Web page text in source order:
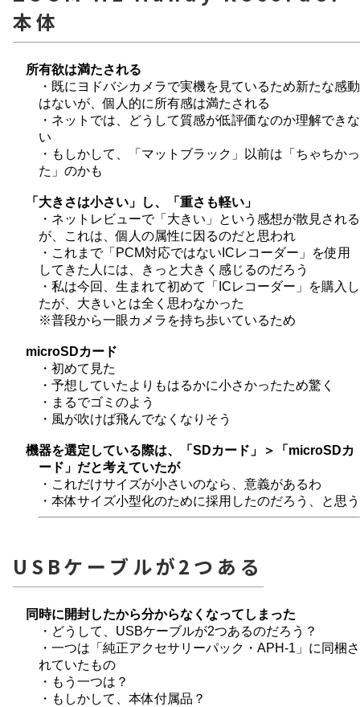
本体
所有欲は満たされる
・既にヨドバシカメラで実機を見ているため新たな感動
はないが、個人的に所有感は満たされる
・ネットでは、どうして質感が低評価なのか理解できな
い
・もしかして、「マットブラック」以前は「ちゃちかっ
た」のかも
「大きさは小さい」し、「重さも軽い」
・ネットレビューで「大きい」という感想が散見される
が、これは、個人の属性に因るのだと思われ
・これまで「PCM対応ではないICレコーダー」を使用
してきた人には、きっと大きく感じるのだろう
・私は今回、生まれて初めて「ICレコーダー」を購入し
たが、大きいとは全く思わなかった
※普段から一眼カメラを持ち歩いているため
microSDカード
・初めて見た
・予想していたよりもはるかに小さかったため驚く
・まるでゴミのよう
・風が吹けば飛んでなくなりそう
機器を選定している際は、「SDカード」＞「microSDカ
ード」だと考えていたが
・これだけサイズが小さいのなら、意義があるわ
・本体サイズ小型化のために採用したのだろう、と思う
USBケーブルが2つある
同時に開封したから分からなくなってしまった
・どうして、USBケーブルが2つあるのだろう？
・一つは「純正アクセサリーパック・APH-1」に同梱さ
れていたもの
・もう一つは？
・もしかして、本体付属品？